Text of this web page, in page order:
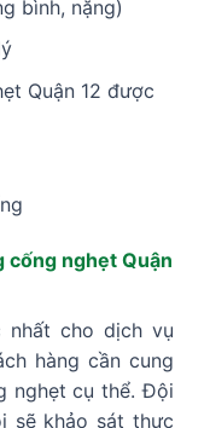
bình, nặng)
Quận 12 được
cống nghẹt Quận
cho dịch vụ
hàng cần cung
nghẹt cụ thể. Đội
sẽ khảo sát thực